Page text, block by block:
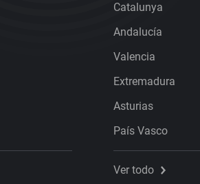
Catalunya
Andalucía
Valencia
Extremadura
Asturias
País Vasco
Ver todo